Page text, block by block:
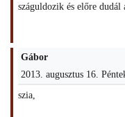
száguldozik és előre
Gábor
2013. augusztus 16.
szia,